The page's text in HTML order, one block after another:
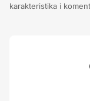
karakteristika i